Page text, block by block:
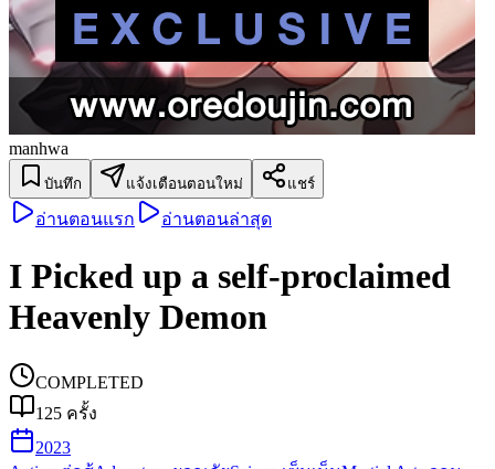
manhwa
บันทึก แจ้งเตือนตอนใหม่ แชร์
อ่านตอนแรก อ่านตอนล่าสุด
I Picked up a self-proclaimed
Heavenly Demon
COMPLETED
125 ครั้ง
2023